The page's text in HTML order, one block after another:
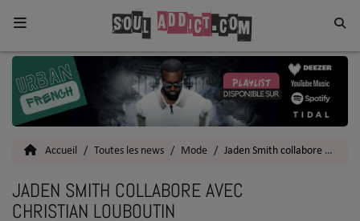
Home
Toutes les News
Actu
Accueil Toutes les news Mode Jaden Smith collabore avec Christian Louboutin
JADEN SMITH COLLABORE AVEC
CHRISTIAN LOUBOUTIN